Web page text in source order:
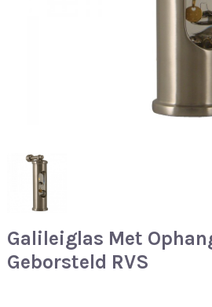
Galileiglas Met
Geborsteld RVS